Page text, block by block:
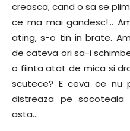
creasca, cand o sa se
ce ma mai gandesc!…
ating, s-o tin in brate.
de cateva ori sa-i
o fiinta atat de mica si
scutece? E ceva ce nu
distreaza pe
asta…